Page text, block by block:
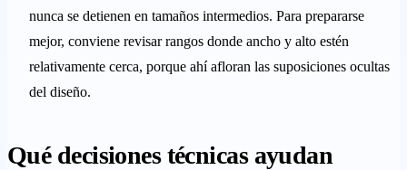
nunca se detienen en tamaños intermedios. Para prepararse
mejor, conviene revisar rangos donde ancho y alto estén
relativamente cerca, porque ahí afloran las suposiciones ocultas
del diseño.
Qué decisiones técnicas ayudan